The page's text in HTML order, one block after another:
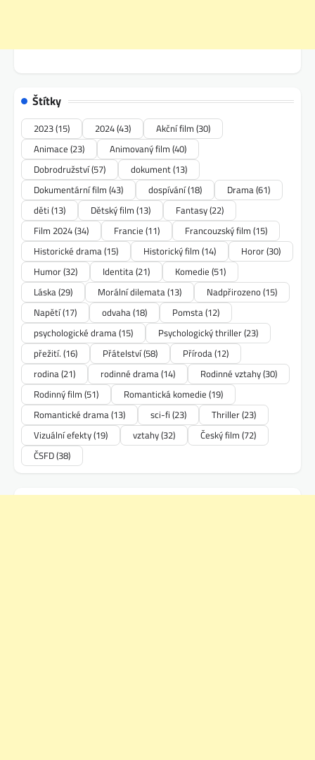
Štítky
2023(15) 2024(43) Akční film (30)
Animace (23) Animovaný film (40)
Dobrodružství(57) dokument(13)
Dokumentární film (43) dospívání(18) Drama(61)
děti (13) Dětský film (13) Fantasy(22)
Film 2024(34) Francie (11) Francouzský film (15)
Historické drama(15) Historický film (14) Horor(30)
Humor(32) Identita(21) Komedie (51)
Láska(29) Morální dilemata(13) Nadpřirozeno(15)
Napětí(17) odvaha(18) Pomsta(12)
psychologické drama(15) Psychologický thriller(23)
přežití. (16) Přátelství(58) Příroda(12)
rodina(21) rodinné drama(14) Rodinné vztahy(30)
Rodinný film (51) Romantická komedie (19)
Romantické drama(13) sci-fi (23) Thriller(23)
Vizuální efekty(19) vztahy(32) Český film (72)
ČSFD(38)